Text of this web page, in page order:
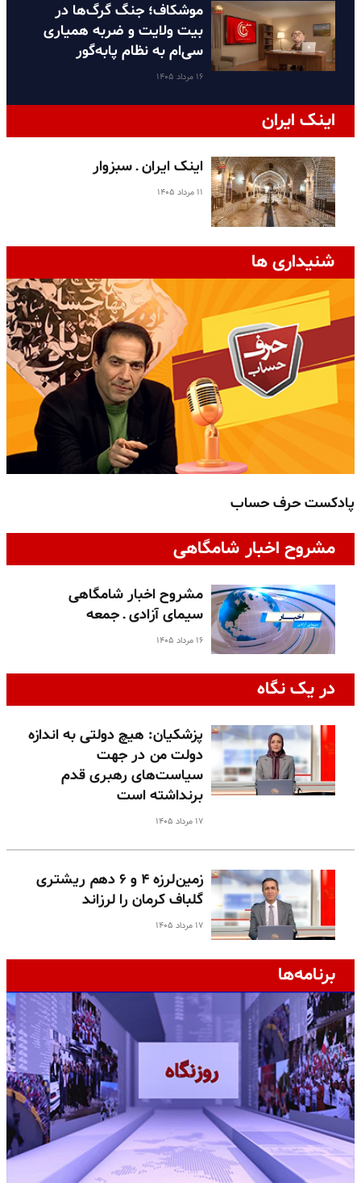
موشکاف؛ جنگ گرگ‌ها در
بیت ولایت و ضربه همیاری
سی‌ام به نظام پا‌به‌گور
۱۶ مرداد ۱۴۰۵
اینک ایران
اینک ایران ـ سبزوار
۱۱ مرداد ۱۴۰۵
شنیداری ها
پادکست حرف حساب
مشروح اخبار شامگاهی
مشروح اخبار شامگاهی
سیمای آزادی ـ جمعه
۱۶ مرداد ۱۴۰۵
در یک نگاه
پزشکیان: هیچ دولتی به اندازه
دولت من در جهت
سیاست‌های رهبری قدم
برنداشته است
۱۷ مرداد ۱۴۰۵
زمین‌لرزه ۴ و ۶ دهم ریشتری
گلباف کرمان را لرزاند
۱۷ مرداد ۱۴۰۵
برنامه‌ها